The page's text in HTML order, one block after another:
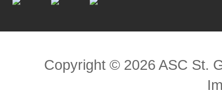
Copyright © 2026 ASC St.